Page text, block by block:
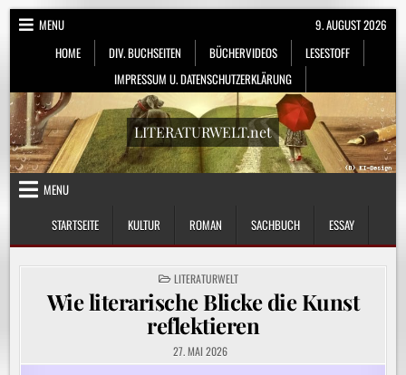
Skip
MENU
HOME
DIV. BUCHSEITEN BÜCHERVIDEOS
LESESTOFF
IMPRESSUM U. DATENSCHUTZERKLÄRUNG
9. AUGUST 2026
LITERATURWELT.net
MENU
STARTSEITE
KULTUR ROMAN SACHBUCH ESSAY
POSTED
IN
LITERATURWELT
Wie literarische Blicke die Kunst
reflektieren
27. MAI 2026